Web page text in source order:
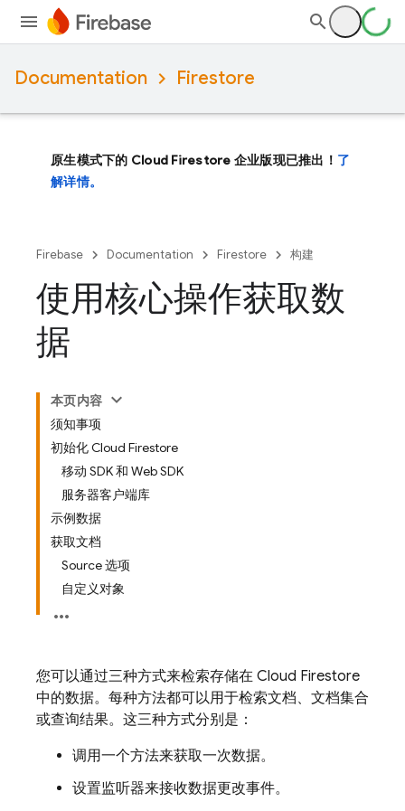
Documentation Firestore
原生模式下的 Cloud Firestore 企业版现已推出！ 了
解详情。
Firebase Documentation Firestore 构建
使用核心操作获取数
据
本页内容
须知事项
初始化 Cloud Firestore
移动 SDK 和 Web SDK
服务器客户端库
示例数据
获取文档
Source 选项
自定义对象
您可以通过三种方式来检索存储在 Cloud Firestore
中的数据。每种方法都可以用于检索文档、文档集合
或查询结果。这三种方式分别是：
调用一个方法来获取一次数据。
设置监听器来接收数据更改事件。